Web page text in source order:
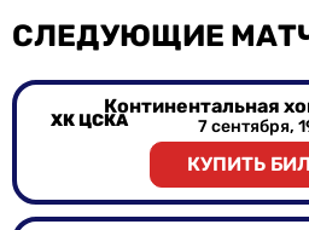
СЛЕДУЮЩИЕ
Континентальная
7 сентября,
ХК ЦСКА
КУПИТЬ